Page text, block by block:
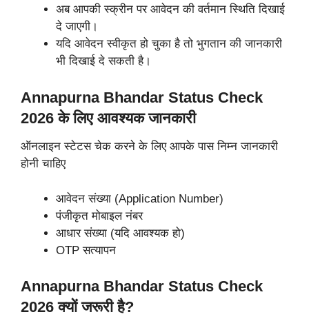
अब आपकी स्क्रीन पर आवेदन की वर्तमान स्थिति दिखाई
दे जाएगी।
यदि आवेदन स्वीकृत हो चुका है तो भुगतान की जानकारी
भी दिखाई दे सकती है।
Annapurna Bhandar Status Check
2026 के लिए आवश्यक जानकारी
ऑनलाइन स्टेटस चेक करने के लिए आपके पास निम्न जानकारी
होनी चाहिए
आवेदन संख्या (Application Number)
पंजीकृत मोबाइल नंबर
आधार संख्या (यदि आवश्यक हो)
OTP सत्यापन
Annapurna Bhandar Status Check
2026 क्यों जरूरी है?